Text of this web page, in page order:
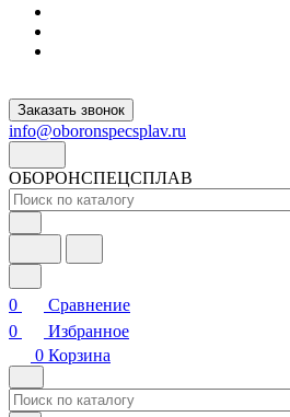
Заказать звонок
info@oboronspecsplav.ru
ОБОРОНСПЕЦСПЛАВ
0
Сравнение
0
Избранное
0 Корзина